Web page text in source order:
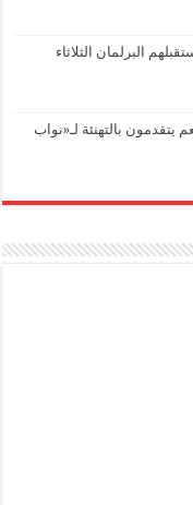
100 نائب يستقبلهم البرلمان الثلاثاء
يتقدمون بالتهنئة لـ«نواب